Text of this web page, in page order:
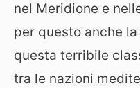
nel Meridione e
per questo anche
questa terribile
tra le nazioni